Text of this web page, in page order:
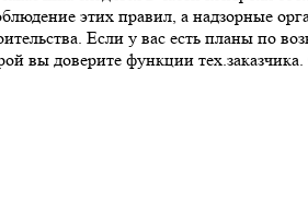
этих правил, а надзорные
Если у вас есть планы по
вы доверите функции